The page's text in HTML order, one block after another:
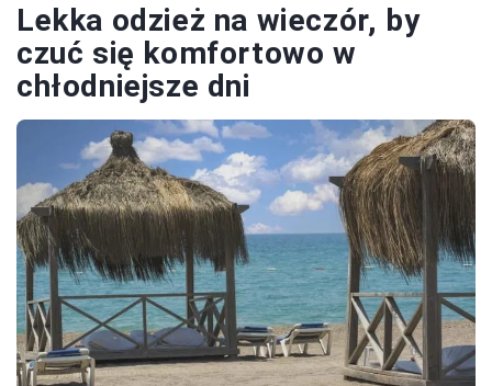
Lekka odzież na wieczór, by
czuć się komfortowo w
chłodniejsze dni